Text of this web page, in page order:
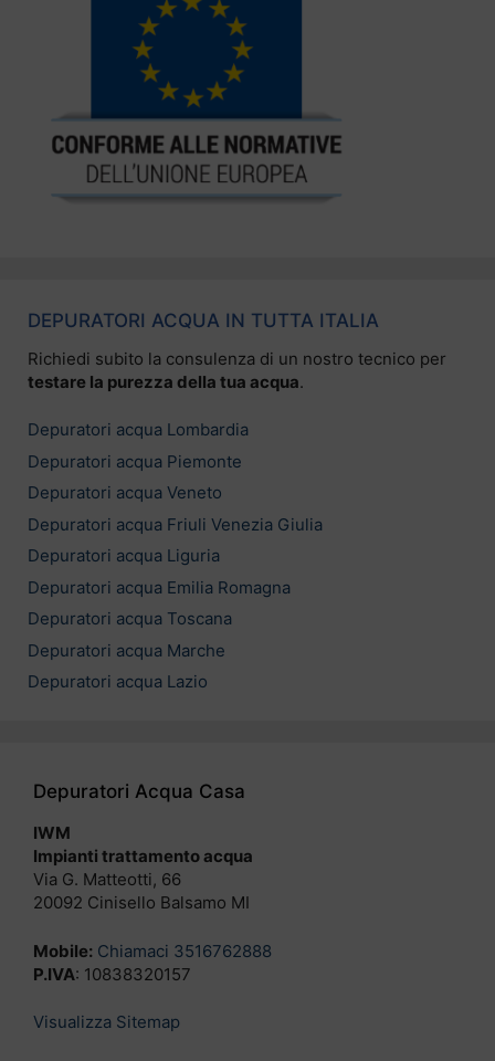
DEPURATORI ACQUA IN TUTTA ITALIA
Richiedi subito la consulenza di un nostro tecnico per
testare la purezza della tua acqua.
Depuratori acqua Lombardia
Depuratori acqua Piemonte
Depuratori acqua Veneto
Depuratori acqua Friuli Venezia Giulia
Depuratori acqua Liguria
Depuratori acqua Emilia Romagna
Depuratori acqua Toscana
Depuratori acqua Marche
Depuratori acqua Lazio
Depuratori Acqua Casa
IWM
Impianti trattamento acqua
Via G. Matteotti, 66
20092 Cinisello Balsamo MI
Mobile: Chiamaci 3516762888
P.IVA: 10838320157
Visualizza Sitemap